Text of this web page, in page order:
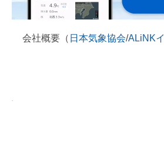
会社概要（ 日本気象協会/ALiNK